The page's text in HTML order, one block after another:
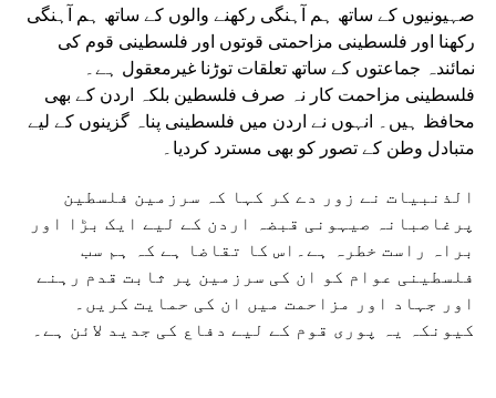
صہیونیوں کے ساتھ ہم آہنگی رکھنے والوں کے ساتھ ہم آہنگی
رکھنا اور فلسطینی مزاحمتی قوتوں اور فلسطینی قوم کی
نمائندہ جماعتوں کے ساتھ تعلقات توڑنا غیرمعقول ہے۔
فلسطینی مزاحمت کار نہ صرف فلسطین بلکہ اردن کے بھی
محافظ ہیں۔ انہوں نے اردن میں فلسطینی پناہ گزینوں کے لیے
متبادل وطن کے تصور کو بھی مسترد کردیا۔
الذنبیات نے زور دے کر کہا کہ سرزمین فلسطین
پرغاصبانہ صیہونی قبضہ اردن کے لیے ایک بڑا اور
براہ راست خطرہ ہے۔اس کا تقاضا ہے کہ ہم سب
فلسطینی عوام کو ان کی سرزمین پر ثابت قدم رہنے
اور جہاد اور مزاحمت میں ان کی حمایت کریں۔
کیونکہ یہ پوری قوم کے لیے دفاع کی جدید لائن ہے۔